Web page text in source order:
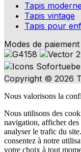
Tapis moderne
Tapis vintage
Tapis pour
Modes de paiement
Copyright © 2026
Nous valorisons la
Nous utilisons des
navigation, afficher
analyser le trafic du
consentez à notre
votre choix à tout